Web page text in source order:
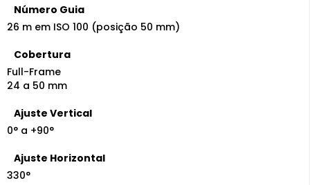
Número Guia
26 m em ISO 100 (posição 50 mm)
Cobertura
Full-Frame
24 a 50 mm
Ajuste Vertical
0° a +90°
Ajuste Horizontal
330°